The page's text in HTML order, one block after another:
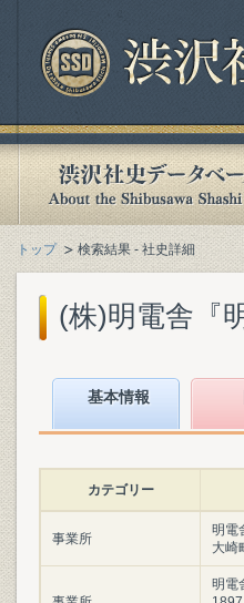
トップ 検索結果 - 社史詳細
(株)明電舎『
基本情報
カテゴリー
事業所
明電
大崎
明電